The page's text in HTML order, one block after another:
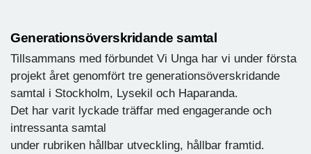
Generationsöverskridande samtal
Tillsammans med förbundet Vi Unga har vi under första
projekt året genomfört tre generationsöverskridande
samtal i Stockholm, Lysekil och Haparanda.
Det har varit lyckade träffar med engagerande och
intressanta samtal
under rubriken hållbar utveckling, hållbar framtid.